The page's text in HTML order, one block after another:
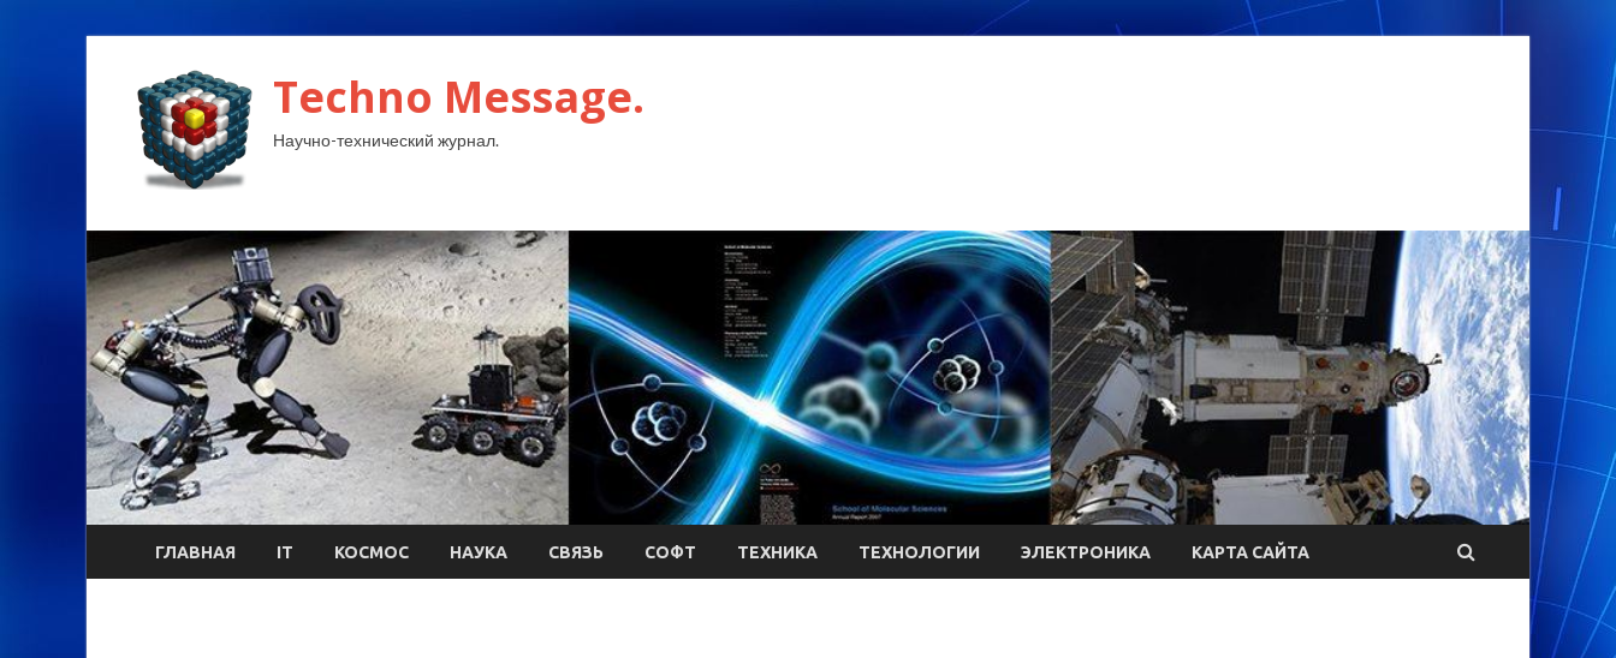
Techno Message.
Научно-технический журнал.
ГЛАВНАЯ IT КОСМОС НАУКА СВЯЗЬ СОФТ ТЕХНИКА ТЕХНОЛОГИИ ЭЛЕКТРОНИКА КАРТА САЙТА